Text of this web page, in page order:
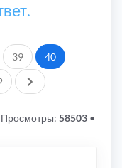
39 40
След.
Просмотры: 58503 •